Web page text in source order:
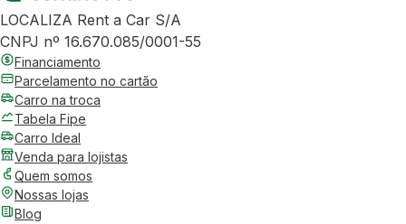
LOCALIZA Rent a Car S/A
CNPJ nº 16.670.085/0001-55
Financiamento
Parcelamento no cartão
Carro na troca
Tabela Fipe
Carro Ideal
Venda para lojistas
Quem somos
Nossas lojas
Blog